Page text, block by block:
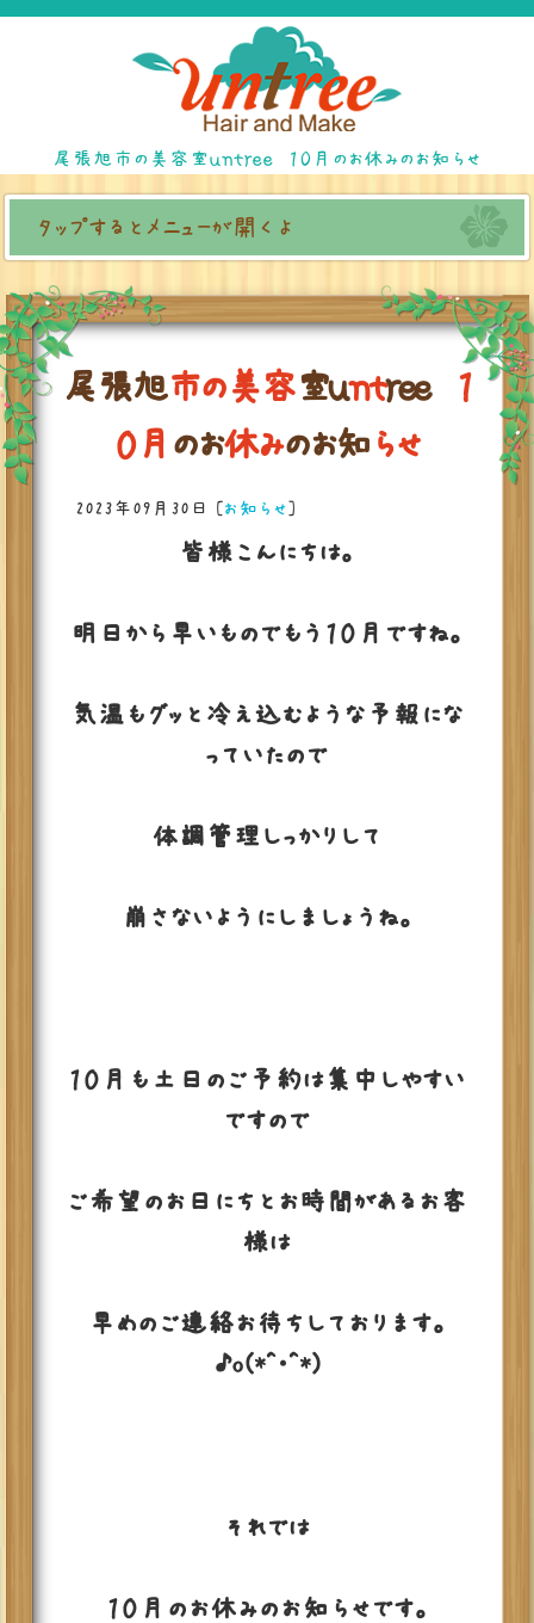
尾張旭市の美容室ｕｎｔｒｅｅ １０月のお休みのお知らせ
タップするとメニューが開くよ
尾張旭市の美容室ｕｎｔｒｅｅ
１
０月 のお休みのお知らせ
2023年09月30日 [お知らせ]
皆様こんにちは。
明日から早いものでもう１０月ですね。
気温もグッと冷え込むような予報にな
っていたので
体調管理しっかりして
崩さないようにしましょうね。
１０月も土日のご予約は集中しやすい
ですので
ご希望のお日にちとお時間があるお客
様は
早めのご連絡お待ちしております。
♪o(*^・^*)
それでは
１０月のお休みのお知らせです。